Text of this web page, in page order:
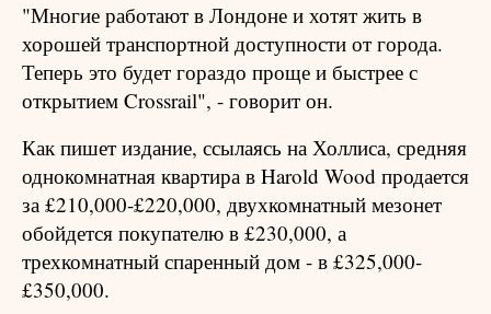
"Многие работают в Лондоне и хотят жить в
хорошей транспортной доступности от города.
Теперь это будет гораздо проще и быстрее с
открытием Crossrail", - говорит он.
Как пишет издание, ссылаясь на Холлиса, средняя
однокомнатная квартира в Harold Wood продается
за £210,000-£220,000, двухкомнатный мезонет
обойдется покупателю в £230,000, а
трехкомнатный спаренный дом - в £325,000-
£350,000.